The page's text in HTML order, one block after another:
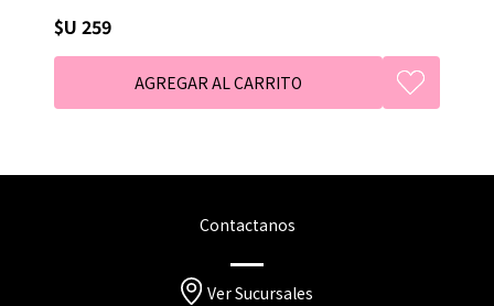
$U 259
Contactanos
Ver Sucursales